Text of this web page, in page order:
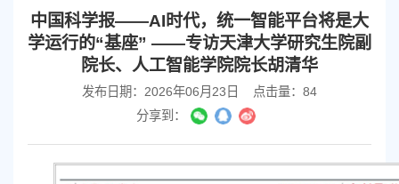
中国科学报——AI时代，统一智能平台将是大
学运行的“基座” ——专访天津大学研究生院副
院长、人工智能学院院长胡清华
发布日期：2026年06月23日 点击量： 84
分享到：